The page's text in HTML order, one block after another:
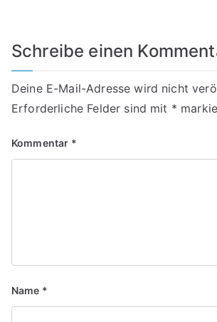
Schreibe einen
Deine E-Mail-Adresse wird nicht
Erforderliche Felder sind mit *
Kommentar *
Name *